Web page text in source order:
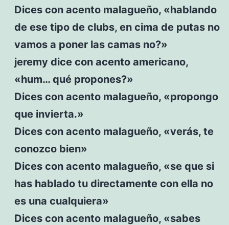
Dices con acento malagueño, «hablando
de ese tipo de clubs, en cima de putas no
vamos a poner las camas no?»
jeremy dice con acento americano,
«hum… qué propones?»
Dices con acento malagueño, «propongo
que invierta.»
Dices con acento malagueño, «verás, te
conozco bien»
Dices con acento malagueño, «se que si
has hablado tu directamente con ella no
es una cualquiera»
Dices con acento malagueño, «sabes